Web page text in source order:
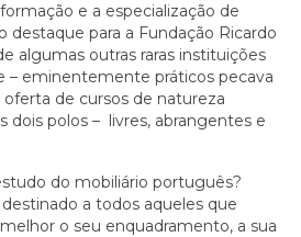
e a especialização de
destaque para a Fundação Ricardo
algumas outras raras instituições
– eminentemente práticos pecava
de cursos de natureza
dois polos – livres, abrangentes e
do mobiliário português?
a todos aqueles que
o seu enquadramento, a sua